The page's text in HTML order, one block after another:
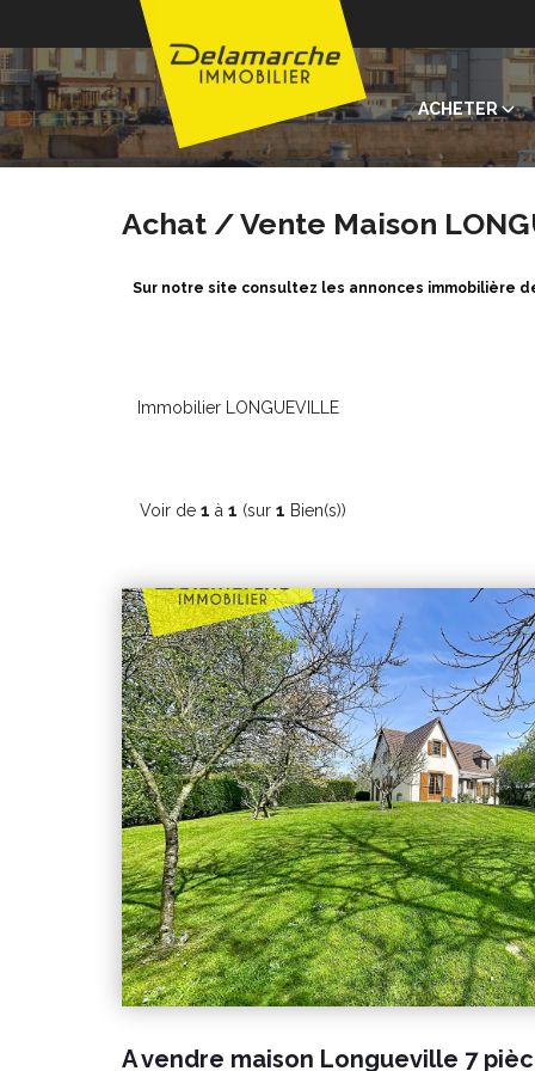
ACHETER
Achat / Vente Maison
Sur notre site consultez les annonces immobilière
Immobilier LONGUEVILLE
Voir de 1 à 1 (sur 1 Bien(s))